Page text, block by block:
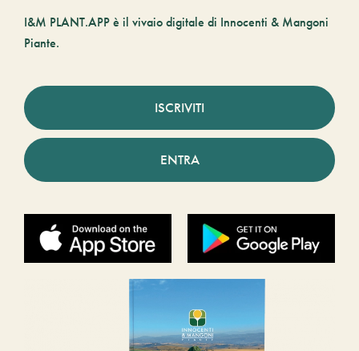
I&M PLANT.APP è il vivaio digitale di Innocenti & Mangoni
Piante.
ISCRIVITI
ENTRA